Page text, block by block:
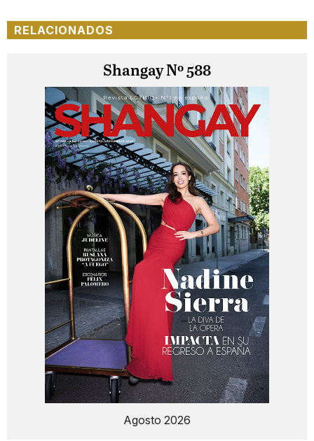
RELACIONADOS
Shangay Nº 588
Agosto 2026